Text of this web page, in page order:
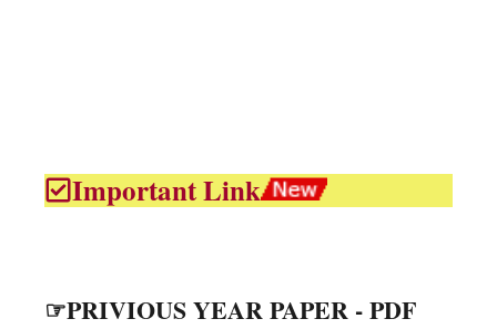
Important Link
☞PRIVIOUS YEAR PAPER - PDF